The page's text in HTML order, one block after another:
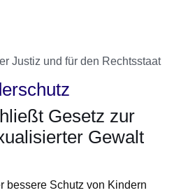
Justiz und für den Rechtsstaat
Gesetz zur
Gewalt
bessere Schutz von Kindern